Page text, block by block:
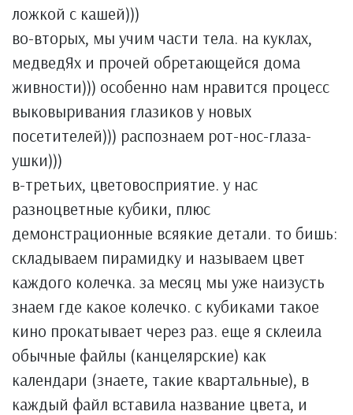
ложкой с кашей)))
во-вторых, мы учим части тела. на куклах,
медведЯх и прочей обретающейся дома
живности))) особенно нам нравится процесс
выковыривания глазиков у новых
посетителей))) распознаем рот-нос-глаза-
ушки)))
в-третьих, цветовосприятие. у нас
разноцветные кубики, плюс
демонстрационные всяякие детали. то бишь:
складываем пирамидку и называем цвет
каждого колечка. за месяц мы уже наизусть
знаем где какое колечко. с кубиками такое
кино прокатывает через раз. еще я склеила
обычные файлы (канцелярские) как
календари (знаете, такие квартальные), в
каждый файл вставила название цвета, и